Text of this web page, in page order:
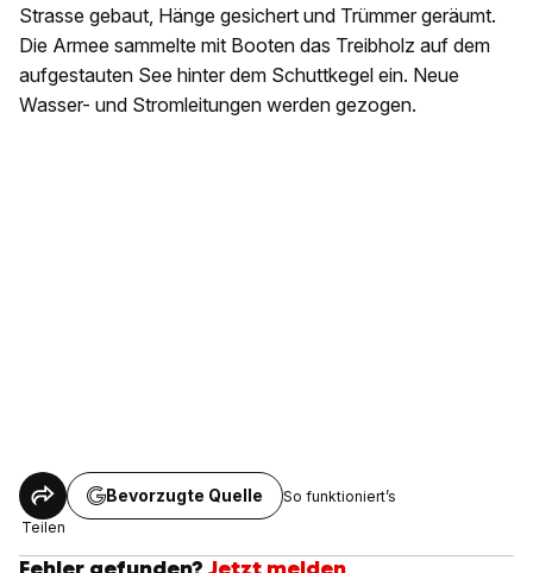
Strasse gebaut, Hänge gesichert und Trümmer geräumt.
Die Armee sammelte mit Booten das Treibholz auf dem
aufgestauten See hinter dem Schuttkegel ein. Neue
Wasser- und Stromleitungen werden gezogen.
Teilen
Bevorzugte Quelle So funktioniert’s